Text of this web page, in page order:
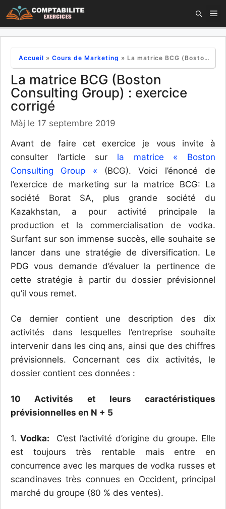
Aller
au
Accueil » Cours de Marketing » La matrice BCG (Boston Consulting Group) : exercice corrigé
La matrice BCG (Boston
Consulting Group) : exercice
corrigé
Màj le 17 septembre 2019
Avant de faire cet exercice je vous invite à
consulter l’article sur la matrice « Boston
Consulting Group « (BCG). Voici l’énoncé de
l’exercice de marketing sur la matrice BCG: La
société Borat SA, plus grande société du
Kazakhstan, a pour activité principale la
production et la commercialisation de vodka.
Surfant sur son immense succès, elle souhaite se
lancer dans une stratégie de diversification. Le
PDG vous demande d’évaluer la pertinence de
cette stratégie à partir du dossier prévisionnel
qu’il vous remet.
Ce dernier contient une description des dix
activités dans lesquelles l’entreprise souhaite
intervenir dans les cinq ans, ainsi que des chiffres
prévisionnels. Concernant ces dix activités, le
dossier contient ces données :
10 Activités et leurs caractéristiques
prévisionnelles en N + 5
1. Vodka: C’est l’activité d’origine du groupe. Elle
est toujours très rentable mais entre en
concurrence avec les marques de vodka russes et
scandinaves très connues en Occident, principal
marché du groupe (80 % des ventes).